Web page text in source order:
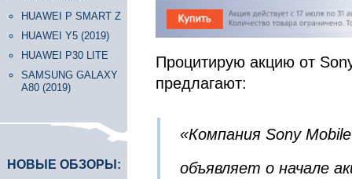
HUAWEI P SMART Z
HUAWEI Y5 (2019)
HUAWEI P30 LITE
SAMSUNG GALAXY
A80 (2019)
НОВЫЕ ОБЗОРЫ:
Процитирую акцию от
предлагают:
«Компания Sony
объявляет о начале